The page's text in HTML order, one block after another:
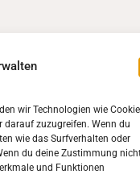
wir Technologien wie
zuzugreifen. Wenn du
wie das Surfverhalten oder
du deine Zustimmung
und Funktionen